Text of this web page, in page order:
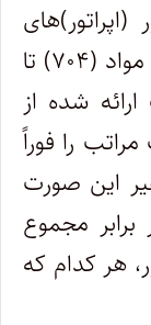
(اپراتور)های
مخابراتی که از وقوع جرائم موضوع مواد (۷۰۴) تا
شده از
را فوراً
این صورت
مجموع
هر کدام که